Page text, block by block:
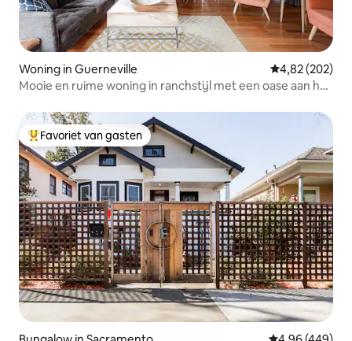
Woning in Guerneville Gemiddelde
4,82 (202)
Mooie en ruime woning in ranchstijl met een oase aan het
Topfavoriet van gasten
Favoriet van gasten